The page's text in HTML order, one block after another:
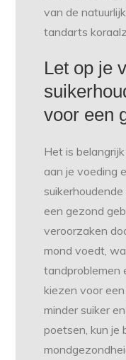
van de
tandarts
Let op je
voor een
Het is
aan je voeding
een gezond
veroorzaken
mond voedt,
tandproblemen
kiezen voor
minder suiker
poetsen, kun je